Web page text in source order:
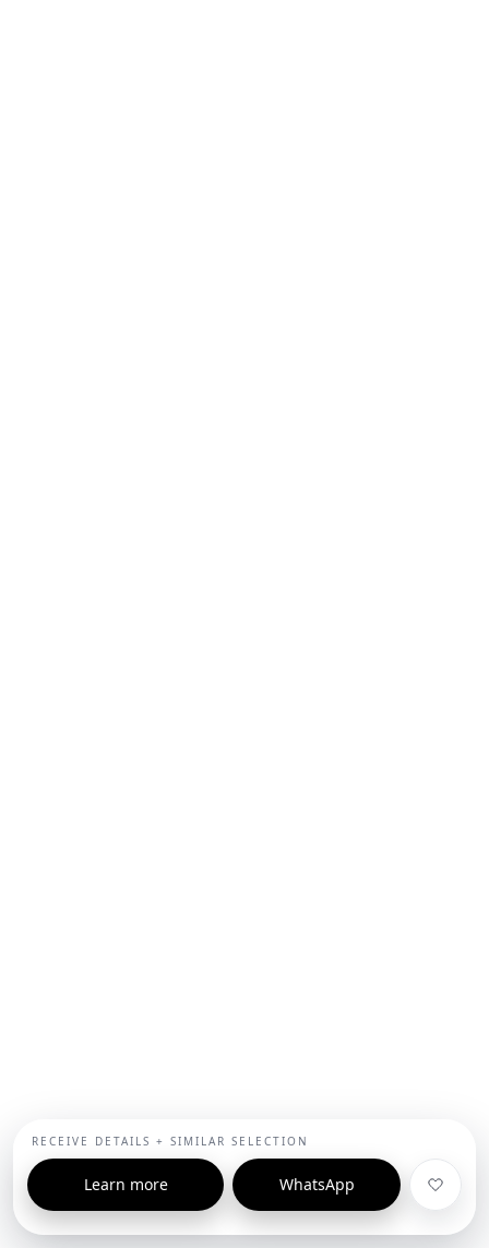
RECEIVE DETAILS + SIMILAR SELECTION
Learn more WhatsApp